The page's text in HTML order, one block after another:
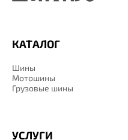
КАТАЛОГ
Шины
Мотошины
Грузовые шины
УСЛУГИ